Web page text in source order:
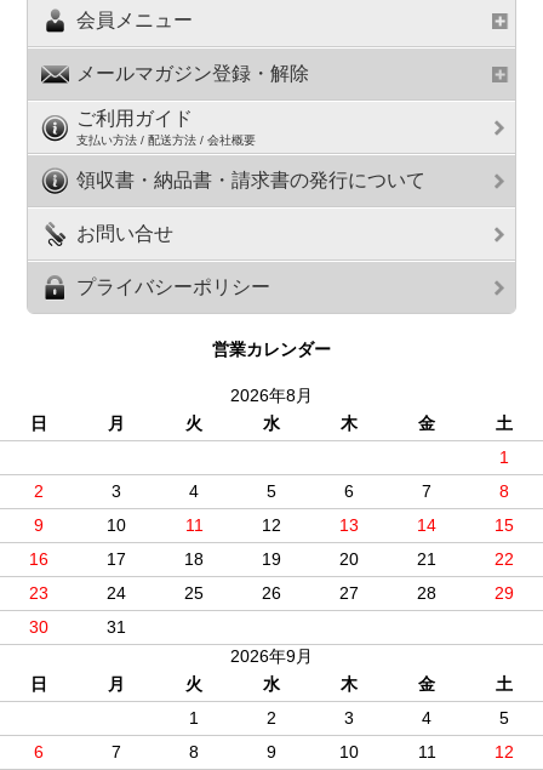
会員メニュー
メールマガジン登録・解除
ご利用ガイド
支払い方法 / 配送方法 / 会社概要
領収書・納品書・請求書の発行について
お問い合せ
プライバシーポリシー
営業カレンダー
2026年8月
日
月 火 水 木 金
土
1
2
3 4 5 6 7
8
9
10 11 12 13 14
15
16
17 18 19 20 21
22
23
24 25 26 27 28
29
30
31
2026年9月
日
月 火 水 木 金
土
1
2 3 4
5
6
7 8 9 10 11 12